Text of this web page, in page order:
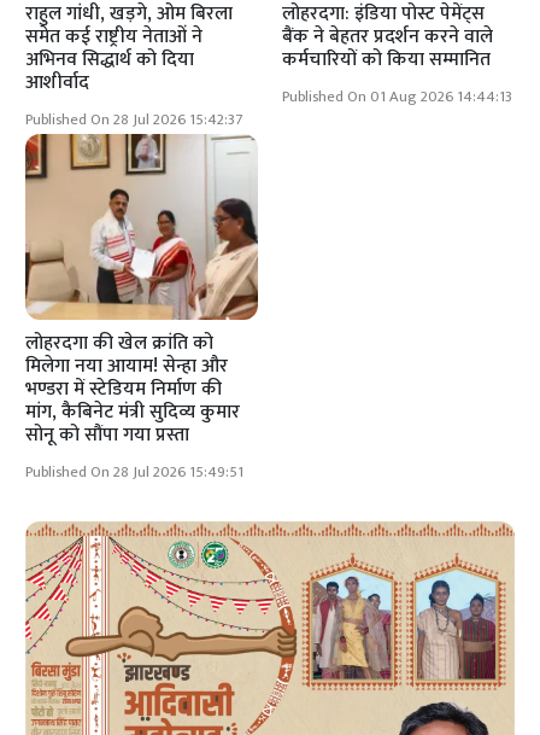
राहुल गांधी, खड़गे, ओम बिरला
समेत कई राष्ट्रीय नेताओं ने
अभिनव सिद्धार्थ को दिया
आशीर्वाद
Published On 28 Jul 2026 15:42:37
लोहरदगा: इंडिया पोस्ट पेमेंट्स
बैंक ने बेहतर प्रदर्शन करने वाले
कर्मचारियों को किया सम्मानित
Published On 01 Aug 2026 14:44:13
लोहरदगा की खेल क्रांति को
मिलेगा नया आयाम! सेन्हा और
भण्डरा में स्टेडियम निर्माण की
मांग, कैबिनेट मंत्री सुदिव्य कुमार
सोनू को सौंपा गया प्रस्ता
Published On 28 Jul 2026 15:49:51